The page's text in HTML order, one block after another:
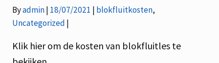
Byadmin 18/07/2021 Categories:
blokfluitkosten,
Uncategorized
Klik hier om de kosten van blokfluitles te